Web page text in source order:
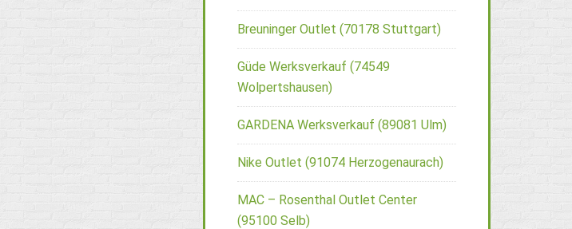
Breuninger Outlet (70178 Stuttgart)
Güde Werksverkauf (74549
Wolpertshausen)
GARDENA Werksverkauf (89081 Ulm)
Nike Outlet (91074 Herzogenaurach)
MAC – Rosenthal Outlet Center
(95100 Selb)